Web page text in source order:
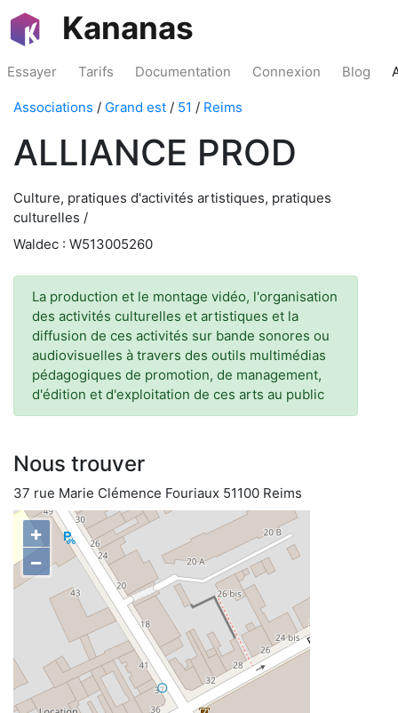
Kananas
Essayer Tarifs Documentation Connexion Blog
Associations / Grand est / 51 / Reims
ALLIANCE PROD
Culture, pratiques d'activités artistiques, pratiques
culturelles /
Waldec : W513005260
La production et le montage vidéo, l'organisation
des activités culturelles et artistiques et la
diffusion de ces activités sur bande sonores ou
audiovisuelles à travers des outils multimédias
pédagogiques de promotion, de management,
d'édition et d'exploitation de ces arts au public
Nous trouver
37 rue Marie Clémence Fouriaux 51100 Reims
+
−